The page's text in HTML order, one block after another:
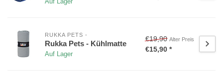
RUKKA PETS -
Rukka Pets - Kühlmatte
Auf Lager
€19,90 Alter Preis
€15,90 *